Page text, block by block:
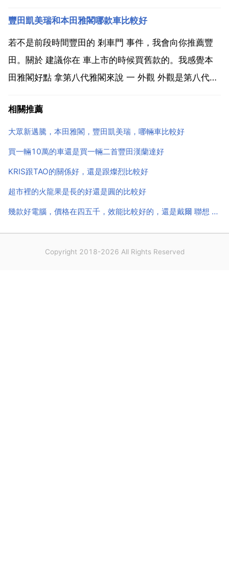
一個檔次上。奧迪q5好。奧迪q5強力切入高檔suv市場
之後，品牌魅力略遜一籌的漢蘭達無疑會...
豐田凱美瑞和本田雅閣哪款車比較好
若不是前段時間豐田的 剎車門 事件，我會向你推薦豐
田。關於 建議你在 車上市的時候買舊款的。我感覺本
田雅閣好點 拿第八代雅閣來說 一 外觀 外觀是第八代雅
方。除了在前臉和尾部的變化之外，明眼人一看就知
道，車子比以前長了很多。長度達4945mm，軸距也增
長...
相關推薦
大眾新邁騰，本田雅閣，豐田凱美瑞，哪輛車比較好
買一輛10萬的車還是買一輛二首豐田漢蘭達好
KRIS跟TAO的關係好，還是跟燦烈比較好
超市裡的火龍果是長的好還是圓的比較好
幾款好電腦，價格在四五千，效能比較好的，還是戴爾 聯想 惠普和華碩
Copyright 2018-2026 All Rights Reserved